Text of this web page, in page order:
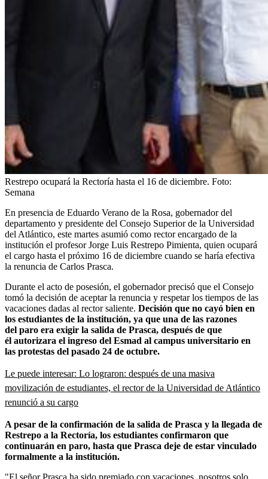
Restrepo ocupará la Rectoría hasta el 16 de diciembre. Foto:
Semana
En presencia de Eduardo Verano de la Rosa, gobernador del
departamento y presidente del Consejo Superior de la Universidad
del Atlántico, este martes asumió como rector encargado de la
institución el profesor Jorge Luis Restrepo Pimienta, quien ocupará
el cargo hasta el próximo 16 de diciembre cuando se haría efectiva
la renuncia de Carlos Prasca.
Durante el acto de posesión, el gobernador precisó que el Consejo
tomó la decisión de aceptar la renuncia y respetar los tiempos de las
vacaciones dadas al rector saliente. Decisión que no cayó bien en
los estudiantes de la institución, ya que una de las razones
del paro era exigir la salida de Prasca, después de que
él autorizara el ingreso del Esmad al campus universitario en
las protestas del pasado 24 de octubre.
Le puede interesar: Lo lograron: después de una masiva
movilización de estudiantes, el rector de la Universidad de Atlántico
renunció a su cargo
A pesar de la confirmación de la salida de Prasca y la llegada de
Restrepo a la Rectoría, los estudiantes confirmaron que
continuarán en paro, hasta que Prasca deje de estar vinculado
formalmente a la institución.
"El señor Prasca ha sido premiado con vacaciones, nosotros solo